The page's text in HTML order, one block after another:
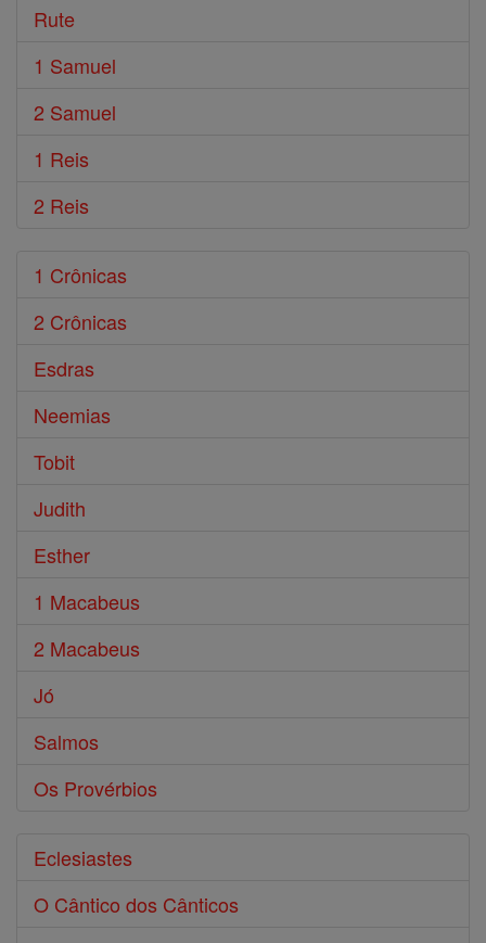
Rute
1 Samuel
2 Samuel
1 Reis
2 Reis
1 Crônicas
2 Crônicas
Esdras
Neemias
Tobit
Judith
Esther
1 Macabeus
2 Macabeus
Jó
Salmos
Os Provérbios
Eclesiastes
O Cântico dos Cânticos